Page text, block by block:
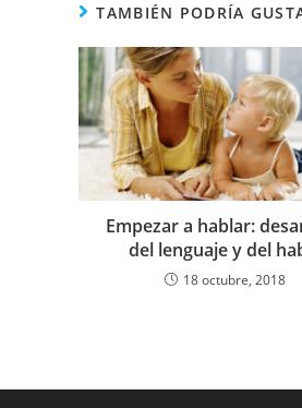
TAMBIÉN PODRÍA
Empezar a hablar:
del lenguaje y del
18 octubre, 2018